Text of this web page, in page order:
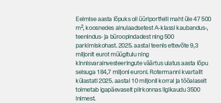
Eelmise aasta lõpuks oli üüriportfelli maht üle 47 500
m², koosnedes ainulaadsetest A-klassi kaubandus-,
teenindus- ja büroopindadest ning 500
parkimiskohast. 2025. aastal teenis ettevõte 9,3
miljonit eurot müügitulu ning
kinnisvarainvesteeringute väärtus ulatus aasta lõpu
seisuga 184,7 miljoni euroni. Rotermanni kvartalit
külastati 2025. aastal 10 miljonil korral ja tööalaselt
toimetab igapäevaselt piirkonnas ligikaudu 3500
inimest.